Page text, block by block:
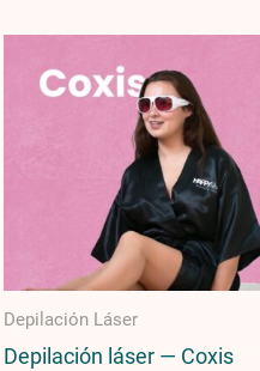
Depilación Láser
Depilación láser — Coxis